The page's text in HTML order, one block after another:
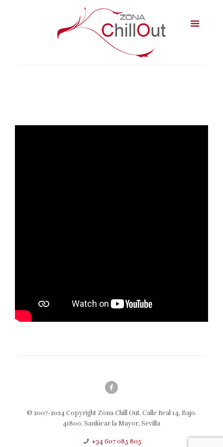
© 2007-2024 Copyright Zona Chill Out, Calle Real 14, Bajo.
41800, Sanlúcar la Mayor, Sevilla
+34 607 085 805